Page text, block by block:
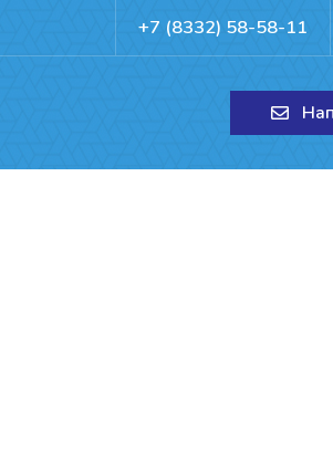
+7 (8332) 58-58-11